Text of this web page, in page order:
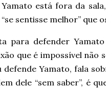
está fora da
sentisse melhor”
para defender
que é impossível não
defende Yamato, fala
dele “sem saber”, é